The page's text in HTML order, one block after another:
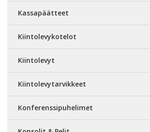
Kassapäätteet
Kiintolevykotelot
Kiintolevyt
Kiintolevytarvikkeet
Konferenssipuhelimet